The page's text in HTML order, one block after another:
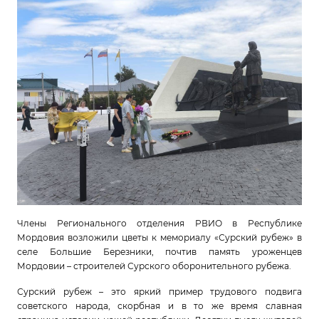
Члены Регионального отделения РВИО в Республике
Мордовия возложили цветы к мемориалу «Сурский рубеж» в
селе Большие Березники, почтив память уроженцев
Мордовии – строителей Сурского оборонительного рубежа.
Сурский рубеж – это яркий пример трудового подвига
советского народа, скорбная и в то же время славная